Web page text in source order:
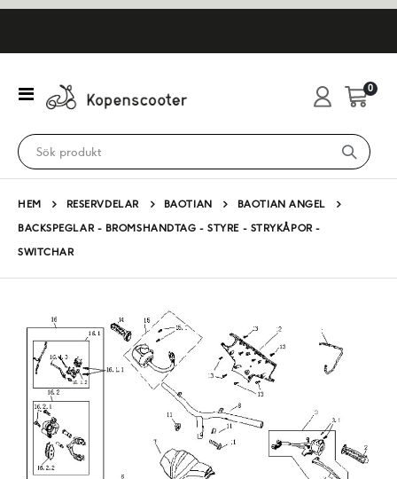
Växla
Nav
Cart
0
HEM RESERVDELAR BAOTIAN
BAOTIAN ANGEL
BACKSPEGLAR - BROMSHANDTAG - STYRE - STRYKÅPOR -
SWITCHAR